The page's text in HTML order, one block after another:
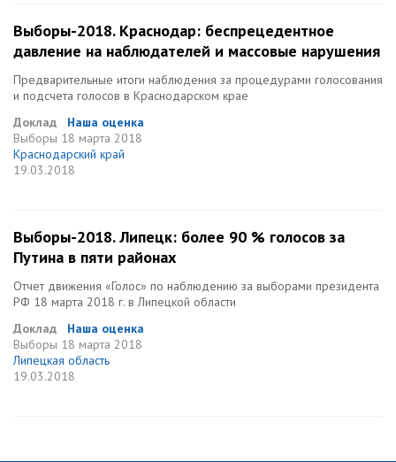
Выборы-2018. Краснодар: беспрецедентное
давление на наблюдателей и массовые нарушения
Предварительные итоги наблюдения за процедурами голосования
и подсчета голосов в Краснодарском крае
Доклад
Наша оценка
Выборы 18 марта 2018
Краснодарский край
19.03.2018
Выборы-2018. Липецк: более 90 % голосов за
Путина в пяти районах
Отчет движения «Голос» по наблюдению за выборами президента
РФ 18 марта 2018 г. в Липецкой области
Доклад
Наша оценка
Выборы 18 марта 2018
Липецкая область
19.03.2018